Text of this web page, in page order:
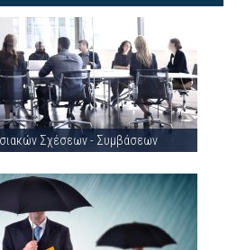
Σχέσεων - Συμβάσεων